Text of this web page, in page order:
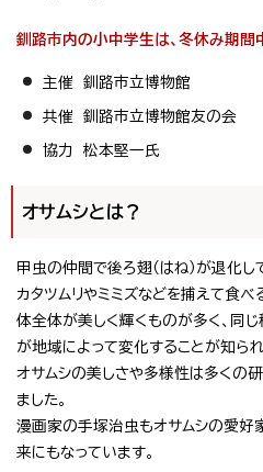
釧路市内の小中学生は、冬休み期間
主催 釧路市立博物館
共催 釧路市立博物館友の会
協力 松本堅一氏
オサムシとは？
甲虫の仲間で後ろ翅（はね）が退化
カタツムリやミミズなどを捕えて食べ
体全体が美しく輝くものが多く、同
が地域によって変化することが知られ
オサムシの美しさや多様性は多くの
ました。
漫画家の手塚治虫もオサムシの愛好
来にもなっています。